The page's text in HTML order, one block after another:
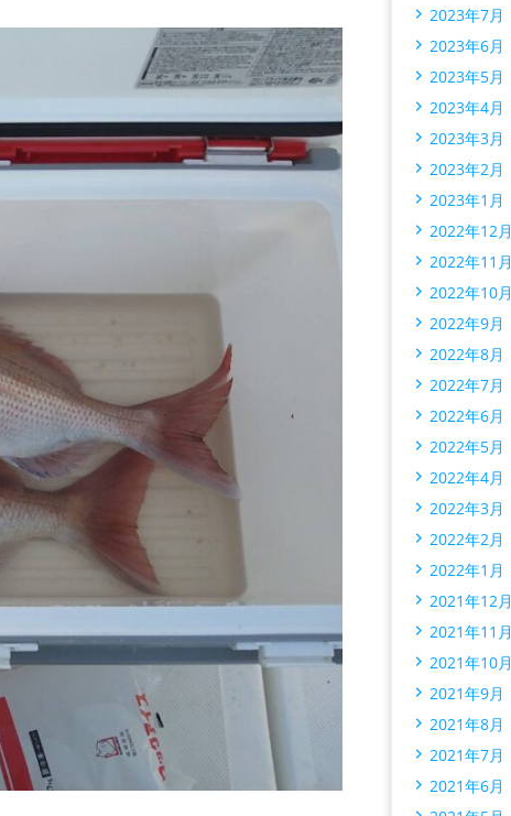
2023年7月
2023年6月
2023年5月
2023年4月
2023年3月
2023年2月
2023年1月
2022年12月
2022年11月
2022年10月
2022年9月
2022年8月
2022年7月
2022年6月
2022年5月
2022年4月
2022年3月
2022年2月
2022年1月
2021年12月
2021年11月
2021年10月
2021年9月
2021年8月
2021年7月
2021年6月